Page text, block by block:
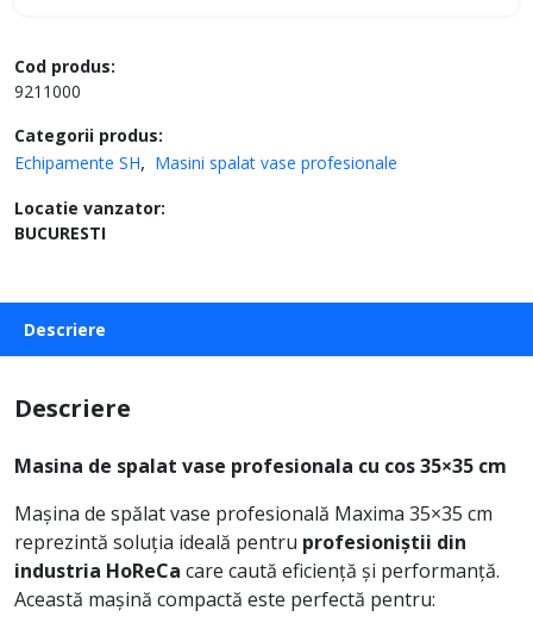
Cod produs:
9211000
Categorii produs:
Echipamente SH
Masini spalat vase profesionale
Locatie vanzator:
BUCURESTI
Descriere
Descriere
Masina de spalat vase profesionala cu cos 35×35 cm
Mașina de spălat vase profesională Maxima 35×35 cm
reprezintă soluția ideală pentru profesioniștii din
industria HoReCa care caută eficiență și performanță.
Această mașină compactă este perfectă pentru: